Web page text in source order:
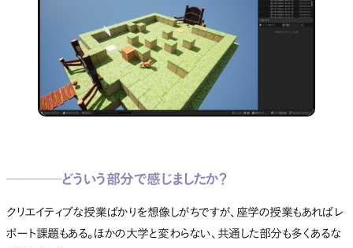
────どういう部分で感じましたか？
クリエイティブな授業ばかりを想像しがちですが、座学の授業もあればレ
ポート課題もある。ほかの大学と変わらない、共通した部分も多くあるな